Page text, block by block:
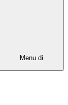
Menu di